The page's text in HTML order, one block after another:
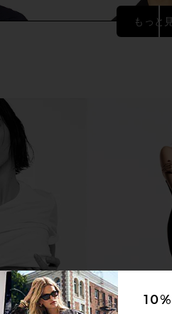
WAO Satin
Shirt in
もっと